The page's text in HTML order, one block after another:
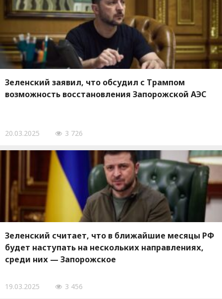
Зеленский заявил, что обсудил с Трампом
возможность восстановления Запорожской АЭС
20.03.2025 3 726
Зеленский считает, что в ближайшие месяцы РФ
будет наступать на нескольких направлениях,
среди них — Запорожское
19.03.2025 3 456